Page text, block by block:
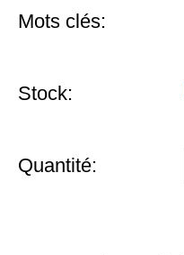
Mots clés:
Stock:
Quantité: